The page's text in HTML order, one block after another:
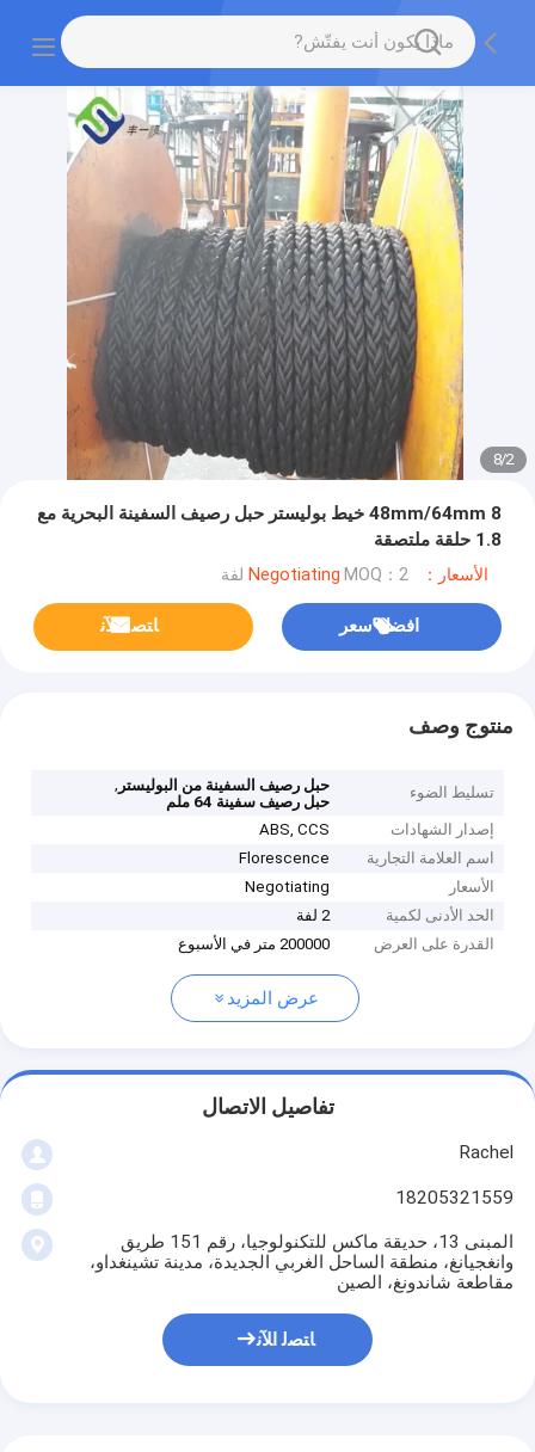
2
/
8
48mm/64mm 8 خيط بوليستر حبل رصيف السفينة البحرية مع
1.8 حلقة ملتصقة
الأسعار：Negotiating MOQ：2 لفة
افضل سعر ﺎﺘﺼﻟ ﺍﻶﻧ
منتوج وصف
تسليط الضوء حبل رصيف السفينة من البوليستر ,
حبل رصيف سفينة 64 ملم
إصدار الشهادات
ABS, CCS
اسم العلامة التجارية
Florescence
الأسعار
Negotiating
الحد الأدنى لكمية
2 لفة
القدرة على العرض
200000 متر في الأسبوع
عرض المزيد
تفاصيل الاتصال
Rachel
18205321559
المبنى 13، حديقة ماكس للتكنولوجيا، رقم 151 طريق
وانغجيانغ، منطقة الساحل الغربي الجديدة، مدينة تشينغداو،
مقاطعة شاندونغ، الصين
ﺎﺘﺼﻟ ﺍﻶﻧ